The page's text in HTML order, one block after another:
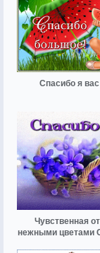
Спасибо я
Чувственная
нежными цветами